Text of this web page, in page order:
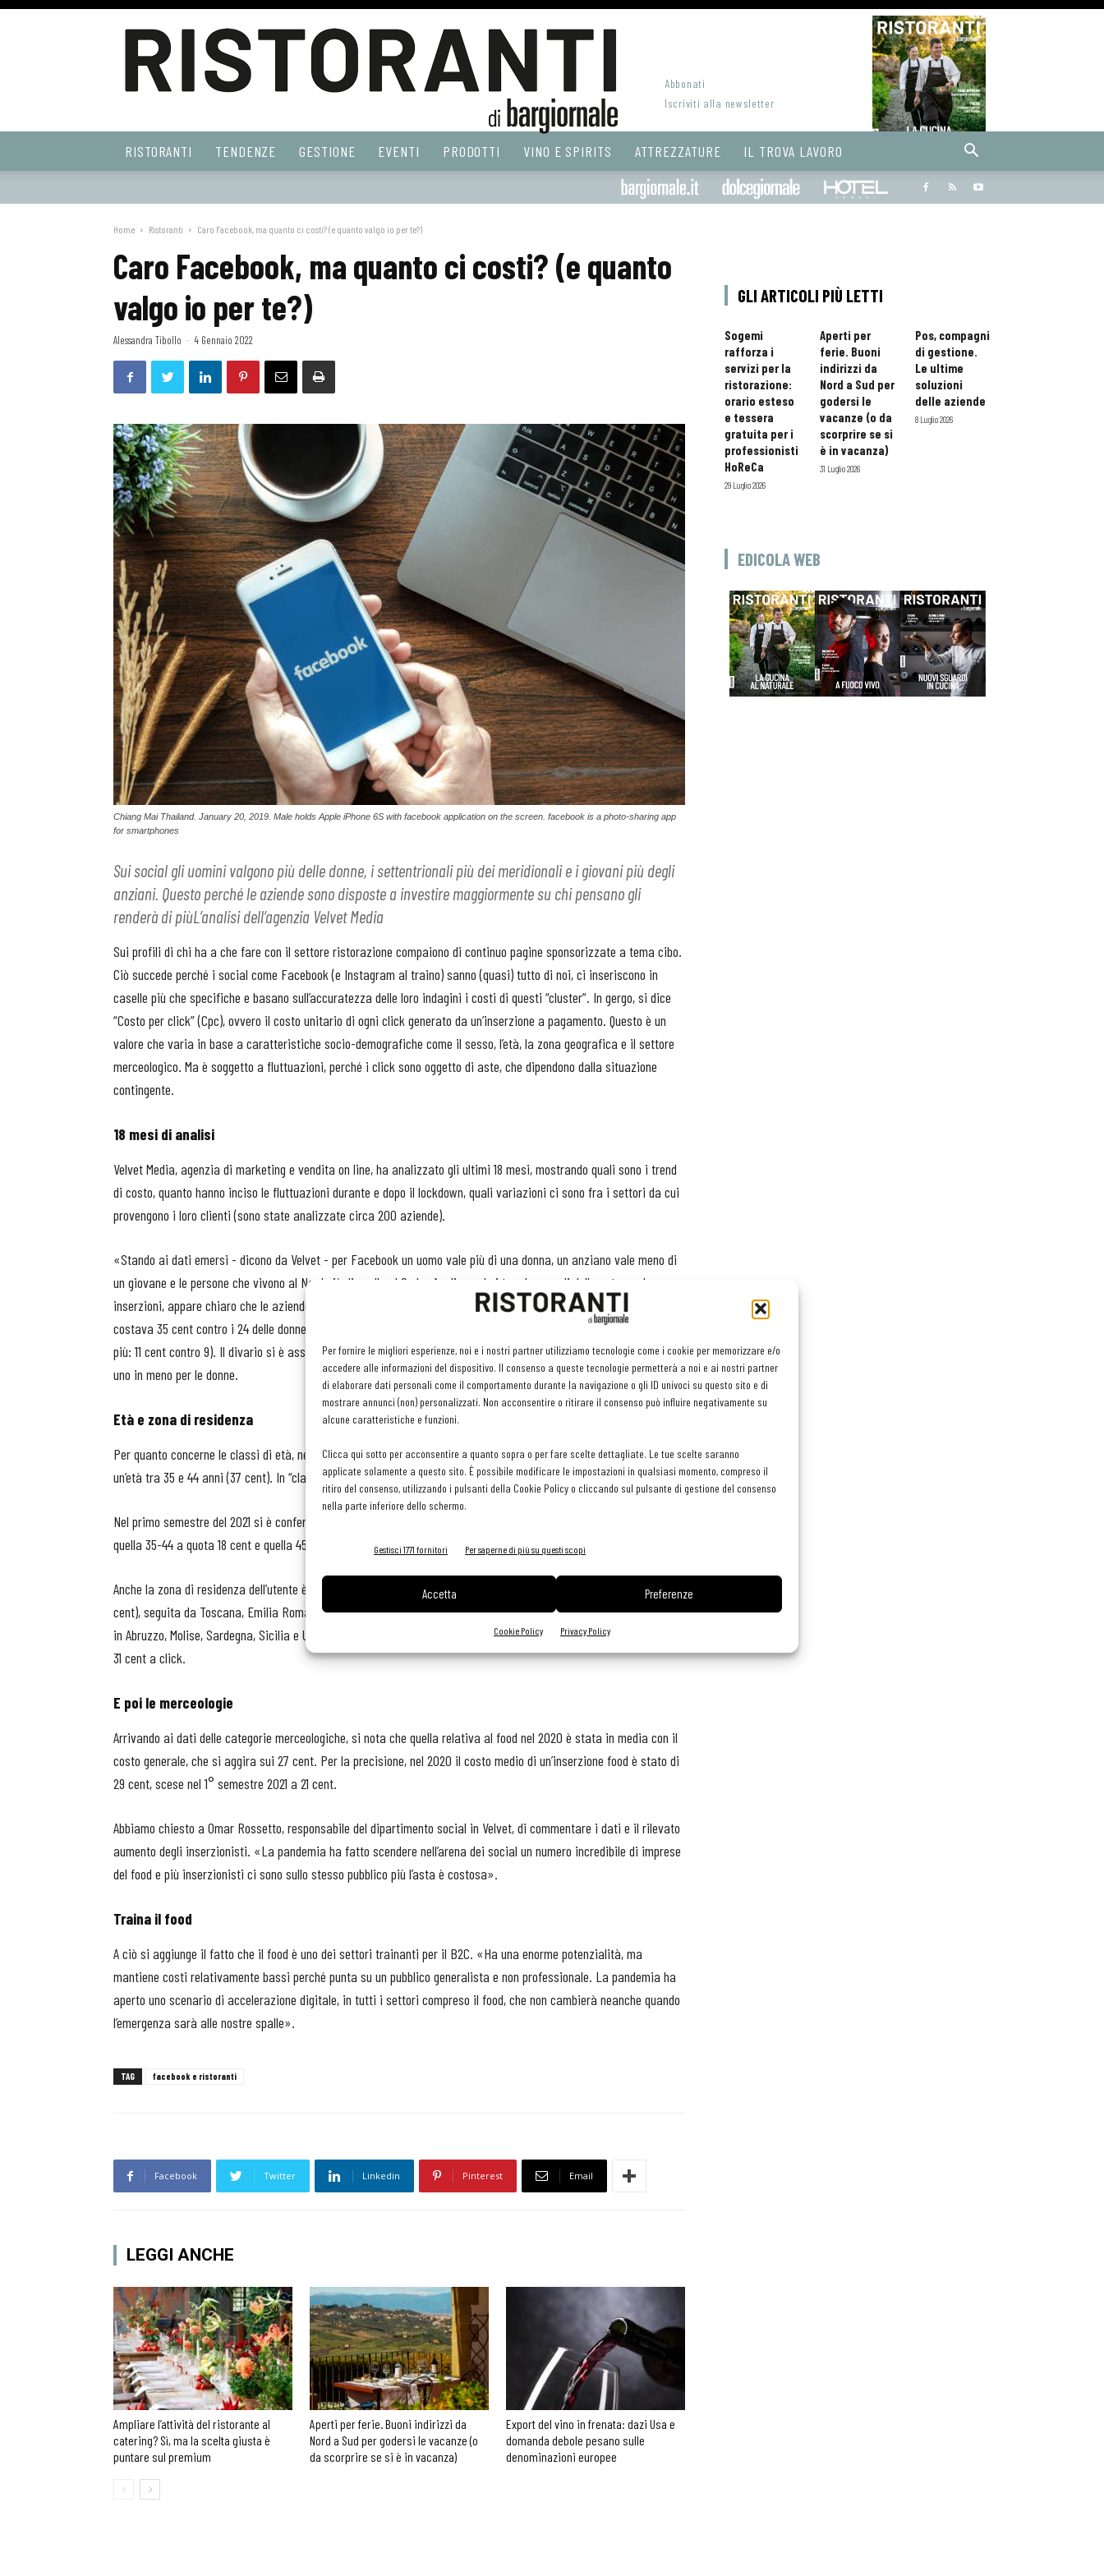
Per fornire le migliori esperienze, noi e i nostri partner utilizziamo tecnologie come i cookie per memorizzare e/o
accedere alle informazioni del dispositivo. Il consenso a queste tecnologie permetterà a noi e ai nostri partner
di elaborare dati personali come il comportamento durante la navigazione o gli ID univoci su questo sito e di
mostrare annunci (non) personalizzati. Non acconsentire o ritirare il consenso può influire negativamente su
alcune caratteristiche e funzioni.
Clicca qui sotto per acconsentire a quanto sopra o per fare scelte dettagliate. Le tue scelte saranno
applicate solamente a questo sito. È possibile modificare le impostazioni in qualsiasi momento, compreso il
ritiro del consenso, utilizzando i pulsanti della Cookie Policy o cliccando sul pulsante di gestione del consenso
nella parte inferiore dello schermo.
Gestisci 1771 fornitori Per saperne di più su questi scopi
Accetta Preferenze
Cookie Policy Privacy Policy
Web
Abbonati
Iscriviti alla newsletter
RISTORANTI TENDENZE GESTIONE EVENTI PRODOTTI VINO E SPIRITS ATTREZZATURE IL TROVA LAVORO
Bargiornale dolcegiornale
Home Ristoranti Caro Facebook, ma quanto ci costi? (e quanto valgo io per te?)
Caro Facebook, ma quanto ci costi? (e quanto
valgo io per te?)
Alessandra Tibollo - 4 Gennaio 2022
Chiang Mai Thailand. January 20, 2019. Male holds Apple iPhone 6S with facebook application on the screen. facebook is a photo-sharing app
for smartphones
Sui social gli uomini valgono più delle donne, i settentrionali più dei meridionali e i giovani più degli
anziani. Questo perché le aziende sono disposte a investire maggiormente su chi pensano gli
renderà di piùL’analisi dell’agenzia Velvet Media
Sui profili di chi ha a che fare con il settore ristorazione compaiono di continuo pagine sponsorizzate a tema cibo.
Ciò succede perché i social come Facebook (e Instagram al traino) sanno (quasi) tutto di noi, ci inseriscono in
caselle più che specifiche e basano sull’accuratezza delle loro indagini i costi di questi “cluster”. In gergo, si dice
“Costo per click” (Cpc), ovvero il costo unitario di ogni click generato da un’inserzione a pagamento. Questo è un
valore che varia in base a caratteristiche socio-demografiche come il sesso, l’età, la zona geografica e il settore
merceologico. Ma è soggetto a fluttuazioni, perché i click sono oggetto di aste, che dipendono dalla situazione
contingente.
18 mesi di analisi
Velvet Media, agenzia di marketing e vendita on line, ha analizzato gli ultimi 18 mesi, mostrando quali sono i trend
di costo, quanto hanno inciso le fluttuazioni durante e dopo il lockdown, quali variazioni ci sono fra i settori da cui
provengono i loro clienti (sono state analizzate circa 200 aziende).
«Stando ai dati emersi - dicono da Velvet - per Facebook un uomo vale più di una donna, un anziano vale meno di
un giovane e le persone che vivono al Nord più di quelle al Sud». Analizzando i trend generali delle aste per le
inserzioni, appare chiaro che le aziende che vogliono raggiungere uomini devono spendere di più: nel 2020, il Cpc
costava 35 cent contro i 24 delle donne (ma nei primi sei mesi dell’anno, in pieno lockdown, le donne “costavano” di
più: 11 cent contro 9). Il divario si è assottigliato nel primo semestre del 2021, ora il valore per gli uomini è di 17 cent,
uno in meno per le donne.
Età e zona di residenza
Per quanto concerne le classi di età, nel 2020 i più cari sono i giovani dai 18 ai 24 anni (39 cent), seguiti da chi ha
un’età tra 35 e 44 anni (37 cent). In “classifica” gli anziani sono ultimi: 16 cent per un over 65.
Nel primo semestre del 2021 si è confermata invece una decrescita nei valori medi: la fascia 18-24 vale 23 cent,
quella 35-44 a quota 18 cent e quella 45-54 poco di meno, con un valore di 17 cent.
Anche la zona di residenza dell’utente è un discrimine. Lo scorso anno la regione più cara è stata il Veneto (20
cent), seguita da Toscana, Emilia Romagna e Lombardia (19), mentre in Basilicata si paga solo 13 cent, uno in più
in Abruzzo, Molise, Sardegna, Sicilia e Umbria. Nel 1° semestre 2021 l’Emilia Romagna è diventata la più cara, con
31 cent a click.
E poi le merceologie
Arrivando ai dati delle categorie merceologiche, si nota che quella relativa al food nel 2020 è stata in media con il
costo generale, che si aggira sui 27 cent. Per la precisione, nel 2020 il costo medio di un’inserzione food è stato di
29 cent, scese nel 1° semestre 2021 a 21 cent.
Abbiamo chiesto a Omar Rossetto, responsabile del dipartimento social in Velvet, di commentare i dati e il rilevato
aumento degli inserzionisti. «La pandemia ha fatto scendere nell’arena dei social un numero incredibile di imprese
del food e più inserzionisti ci sono sullo stesso pubblico più l’asta è costosa».
Traina il food
A ciò si aggiunge il fatto che il food è uno dei settori trainanti per il B2C. «Ha una enorme potenzialità, ma
mantiene costi relativamente bassi perché punta su un pubblico generalista e non professionale. La pandemia ha
aperto uno scenario di accelerazione digitale, in tutti i settori compreso il food, che non cambierà neanche quando
l’emergenza sarà alle nostre spalle».
TAG facebook e ristoranti
Facebook Twitter Linkedin Pinterest Email
LEGGI ANCHE
Ampliare l’attività del ristorante al
catering? Sì, ma la scelta giusta è
puntare sul premium
Aperti per ferie. Buoni indirizzi da
Nord a Sud per godersi le vacanze (o
da scorprire se si è in vacanza)
Export del vino in frenata: dazi Usa e
domanda debole pesano sulle
denominazioni europee
GLI ARTICOLI PIÙ LETTI
Sogemi
rafforza i
servizi per la
ristorazione:
orario esteso
e tessera
gratuita per i
professionisti
HoReCa
29 Luglio 2026
Aperti per
ferie. Buoni
indirizzi da
Nord a Sud per
godersi le
vacanze (o da
scorprire se si
è in vacanza)
31 Luglio 2026
Pos, compagni
di gestione.
Le ultime
soluzioni
delle aziende
8 Luglio 2026
EDICOLA WEB